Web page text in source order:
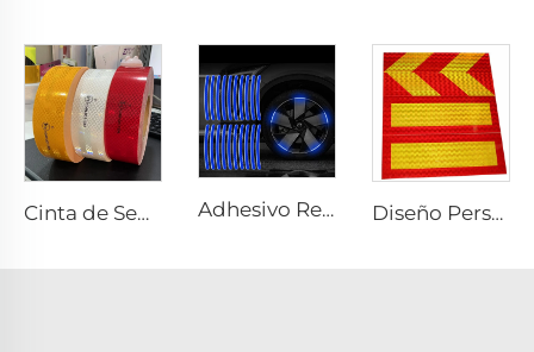
Cinta de Seguridad Retroreflectante Ultra Brillante ECE 104R para Camión y Remolque Adhesivo Reflectante para el Borde de la Rueda de Coche o Motocicleta, Decorativo y de Seguridad, Adhesivos para Coche Reflectantes para Seguridad Nocturna Diseño Personalizado Lámina Reflectante de Aluminio para Parte Trasera de Camión